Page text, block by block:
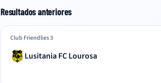
Resultados anteriores
Club Friendlies 3
Lusitania FC Lourosa